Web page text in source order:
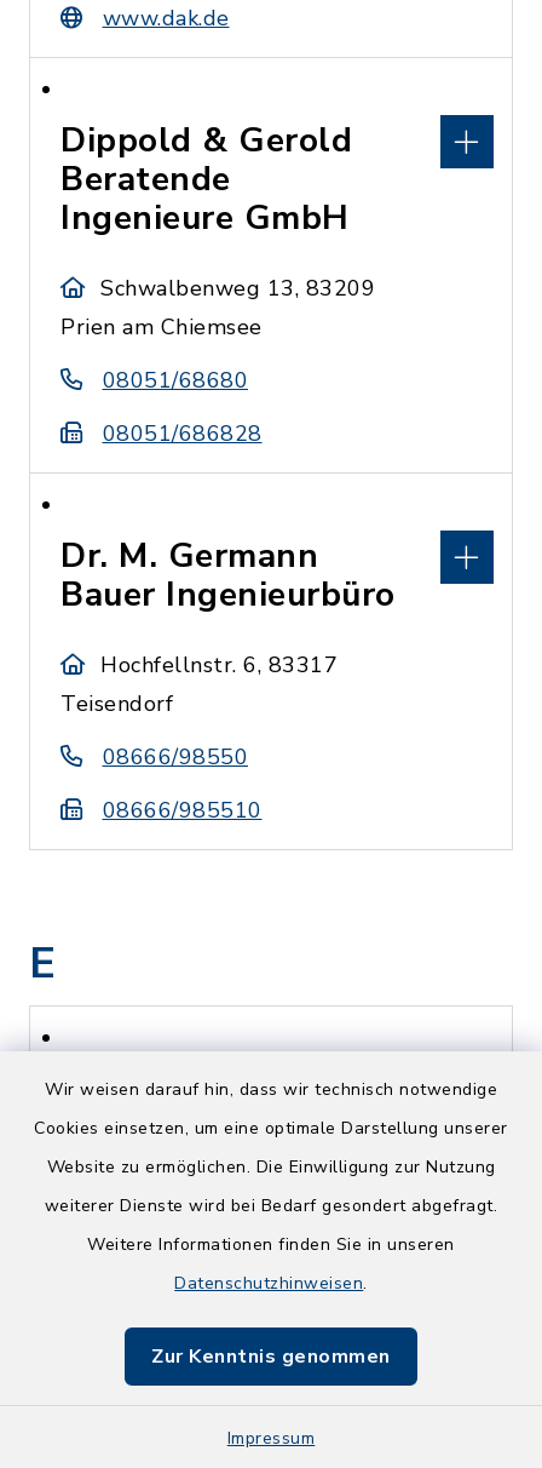
Wir weisen darauf hin, dass wir technisch notwendige
Cookies einsetzen, um eine optimale Darstellung unserer
Website zu ermöglichen. Die Einwilligung zur Nutzung
weiterer Dienste wird bei Bedarf gesondert abgefragt.
Weitere Informationen finden Sie in unseren
Datenschutzhinweisen.
Zur Kenntnis genommen
Impressum
www.dak.de
Dippold & Gerold
Beratende
Ingenieure GmbH
Schwalbenweg 13, 83209
Prien am Chiemsee
08051/68680
08051/686828
Dr. M. Germann
Bauer Ingenieurbüro
Hochfellnstr. 6, 83317
Teisendorf
08666/98550
08666/985510
E
Eberlein-Käufl,
Rainer
Oberreit 10, 83317
Teisendorf
08666 9278507
https://www.naturheilpraxis-
teisenberg.de